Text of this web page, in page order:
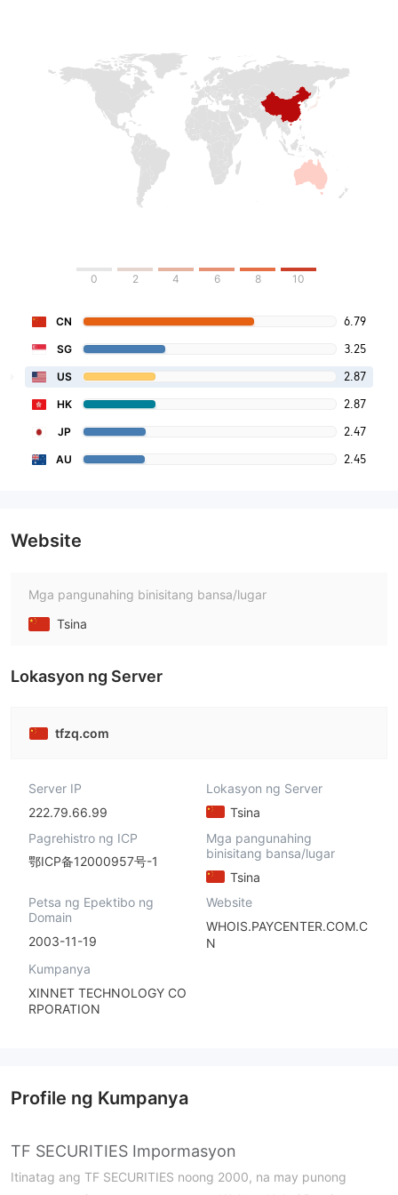
0 2 4 6 8 10
CN 6.79
SG 3.25
US 2.87
HK 2.87
JP 2.47
AU 2.45
Website
Mga pangunahing binisitang bansa/lugar
Tsina
Lokasyon ng Server
tfzq.com
Server IP
222.79.66.99
Lokasyon ng Server
Tsina
Pagrehistro ng ICP
鄂ICP备12000957号-1
Mga pangunahing
binisitang bansa/lugar
Tsina
Petsa ng Epektibo ng
Domain
2003-11-19
Website
WHOIS.PAYCENTER.COM.C
N
Kumpanya
XINNET TECHNOLOGY CO
RPORATION
Profile ng Kumpanya
TF SECURITIES Impormasyon
Itinatag ang TF SECURITIES noong 2000, na may punong